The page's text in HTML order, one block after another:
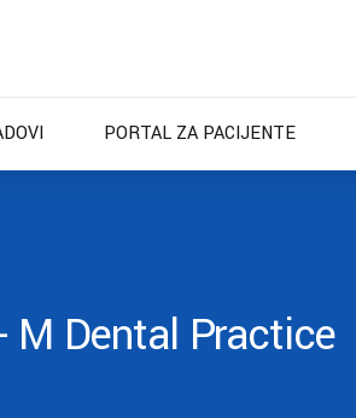
PORTAL ZA PACIJENTE
M Dental Practice